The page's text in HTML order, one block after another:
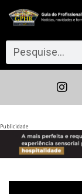
Publicidade